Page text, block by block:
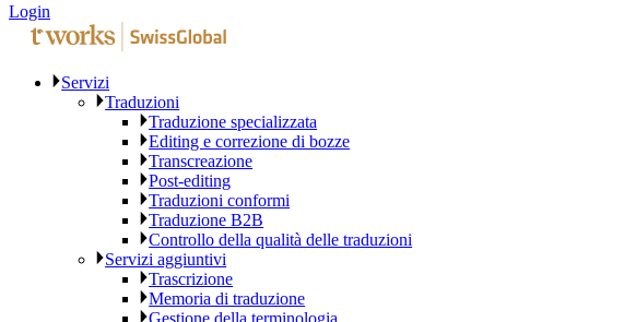
Login
Servizi
Traduzioni
Traduzione specializzata
Editing e correzione di bozze
Transcreazione
Post-editing
Traduzioni conformi
Traduzione B2B
Controllo della qualità delle traduzioni
Servizi aggiuntivi
Trascrizione
Memoria di traduzione
Gestione della terminologia